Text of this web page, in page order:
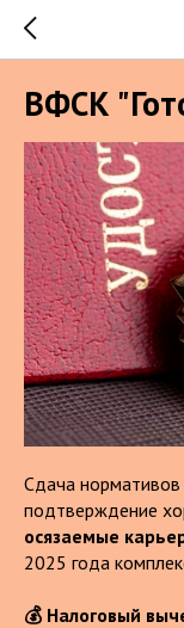
ВФСК
Сдача
подтверждение
осязаемые
2025 года
💰 Налоговый